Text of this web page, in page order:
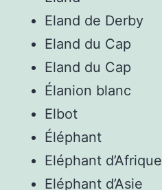
Eland de Derby
Eland du Cap
Eland du Cap
Élanion blanc
Elbot
Éléphant
Eléphant d’Afrique
Eléphant d’Asie